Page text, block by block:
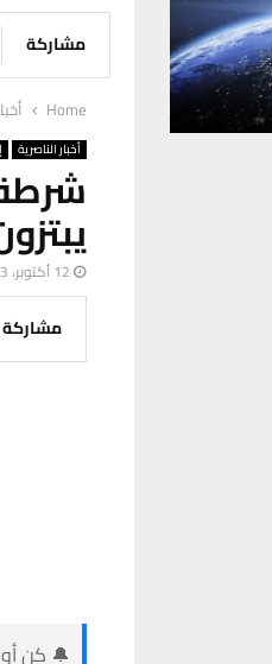
مشاركة
Home
أخبار الناصرية
12 أكتوبر، 2023
مشاركة
🔔 كن